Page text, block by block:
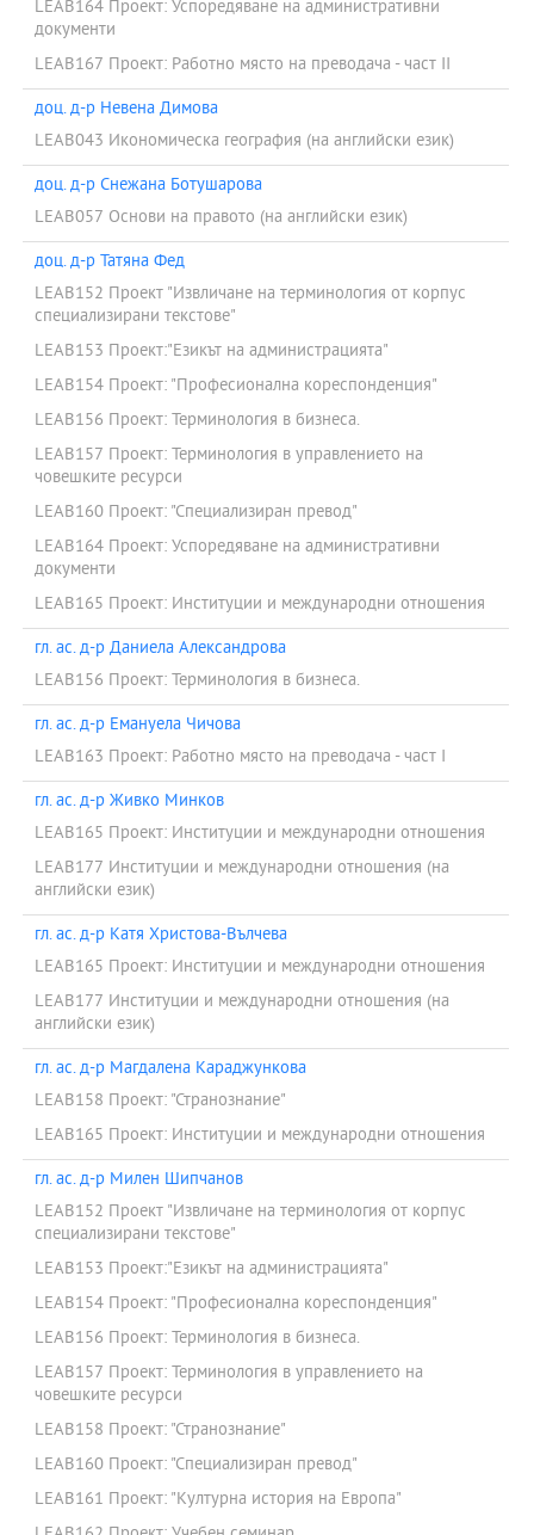
LEAB164 Проект: Успоредяване на административни
документи
LEAB167 Проект: Работно място на преводача - част II
доц. д-р Невена Димова
LEAB043 Икономическа география (на английски език)
доц. д-р Снежана Ботушарова
LEAB057 Основи на правото (на английски език)
доц. д-р Татяна Фед
LEAB152 Проект "Извличане на терминология от корпус
специализирани текстове"
LEAB153 Проект:"Езикът на администрацията"
LEAB154 Проект: "Професионална кореспонденция"
LEAB156 Проект: Терминология в бизнеса.
LEAB157 Проект: Терминология в управлението на
човешките ресурси
LEAB160 Проект: "Специализиран превод"
LEAB164 Проект: Успоредяване на административни
документи
LEAB165 Проект: Институции и международни отношения
гл. ас. д-р Даниела Александрова
LEAB156 Проект: Терминология в бизнеса.
гл. ас. д-р Емануела Чичова
LEAB163 Проект: Работно място на преводача - част I
гл. ас. д-р Живко Минков
LEAB165 Проект: Институции и международни отношения
LEAB177 Институции и международни отношения (на
английски език)
гл. ас. д-р Катя Христова-Вълчева
LEAB165 Проект: Институции и международни отношения
LEAB177 Институции и международни отношения (на
английски език)
гл. ас. д-р Магдалена Караджункова
LEAB158 Проект: "Странознание"
LEAB165 Проект: Институции и международни отношения
гл. ас. д-р Милен Шипчанов
LEAB152 Проект "Извличане на терминология от корпус
специализирани текстове"
LEAB153 Проект:"Езикът на администрацията"
LEAB154 Проект: "Професионална кореспонденция"
LEAB156 Проект: Терминология в бизнеса.
LEAB157 Проект: Терминология в управлението на
човешките ресурси
LEAB158 Проект: "Странознание"
LEAB160 Проект: "Специализиран превод"
LEAB161 Проект: "Културна история на Европа"